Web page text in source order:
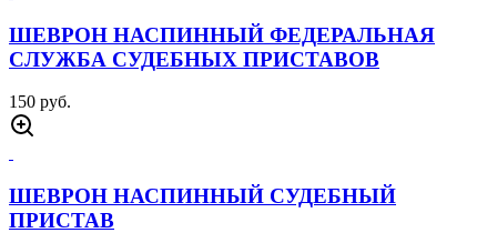
ШЕВРОН НАСПИННЫЙ ФЕДЕРАЛЬНАЯ
СЛУЖБА СУДЕБНЫХ ПРИСТАВОВ
150 руб.
ШЕВРОН НАСПИННЫЙ СУДЕБНЫЙ
ПРИСТАВ